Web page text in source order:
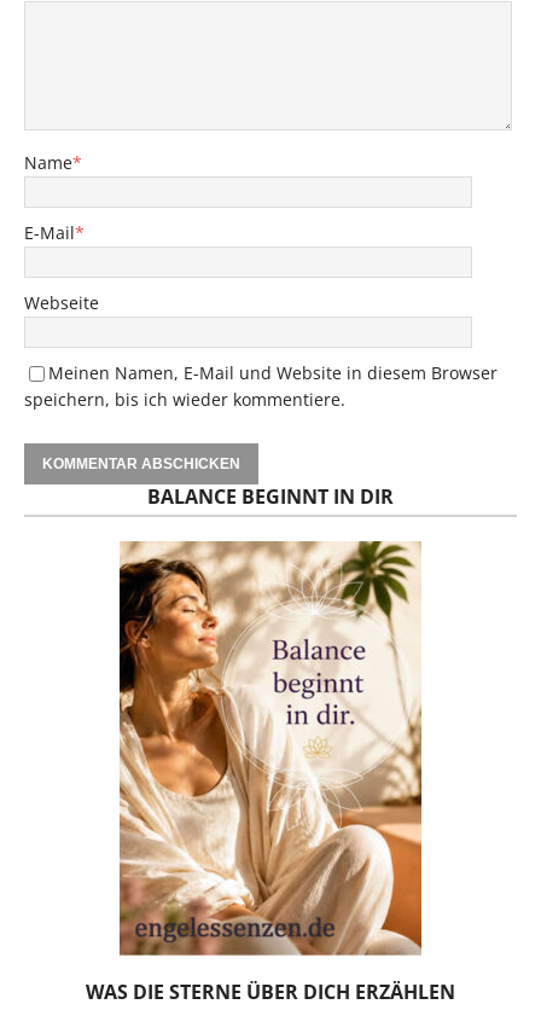
Name*
E-Mail*
Webseite
Meinen Namen, E-Mail und Website in diesem Browser
speichern, bis ich wieder kommentiere.
BALANCE BEGINNT IN DIR
WAS DIE STERNE ÜBER DICH ERZÄHLEN